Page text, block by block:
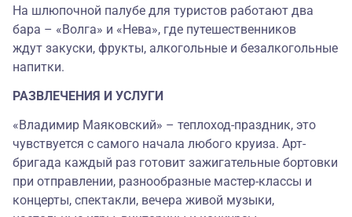
На шлюпочной палубе для туристов работают два
бара – «Волга» и «Нева», где путешественников
ждут закуски, фрукты, алкогольные и безалкогольные
напитки.
РАЗВЛЕЧЕНИЯ И УСЛУГИ
«Владимир Маяковский» – теплоход-праздник, это
чувствуется с самого начала любого круиза. Арт-
бригада каждый раз готовит зажигательные бортовки
при отправлении, разнообразные мастер-классы и
концерты, спектакли, вечера живой музыки,